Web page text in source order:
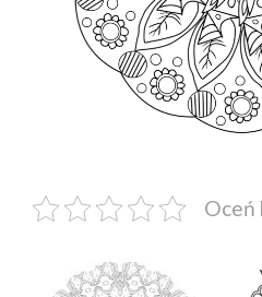
Oceń